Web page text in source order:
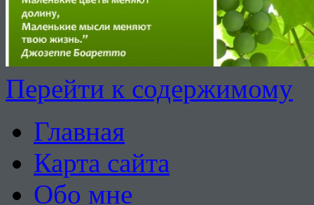
Перейти к содержимому
Главная
Карта сайта
Обо мне